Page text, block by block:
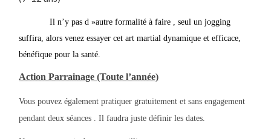
Il n’y pas d »autre formalité à faire , seul un jogging
suffira, alors venez essayer cet art martial dynamique et efficace,
bénéfique pour la santé.
Action Parrainage (Toute l’année)
Vous pouvez également pratiquer gratuitement et sans engagement
pendant deux séances . Il faudra juste définir les dates.